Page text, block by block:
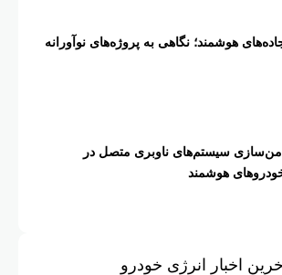
هوشمند؛ نگاهی به پروژه‌های نوآورانه
امن‌سازی سیستم‌های ناوبری متصل در
هوشمند
اخبار انرژی خودرو